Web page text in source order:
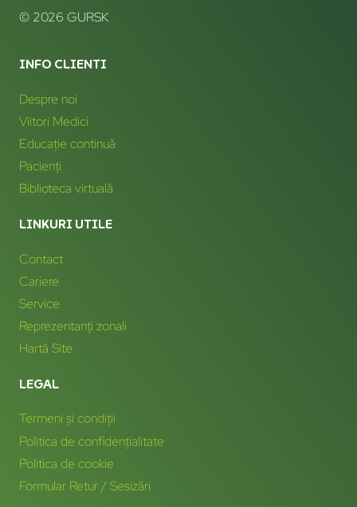
© 2026 GURSK
INFO CLIENTI
Despre noi
Viitori Medici
Educație continuă
Pacienți
Biblioteca virtuală
LINKURI UTILE
Contact
Cariere
Service
Reprezentanți zonali
Hartă Site
LEGAL
Termeni și condiții
Politica de confidențialitate
Politica de cookie
Formular Retur / Sesizări